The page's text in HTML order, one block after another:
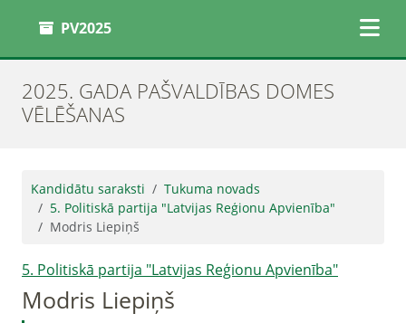
PV2025
2025. GADA PAŠVALDĪBAS DOMES
VĒLĒŠANAS
Kandidātu saraksti
Tukuma novads
5. Politiskā partija "Latvijas Reģionu Apvienība"
Modris Liepiņš
5. Politiskā partija "Latvijas Reģionu Apvienība"
Modris Liepiņš